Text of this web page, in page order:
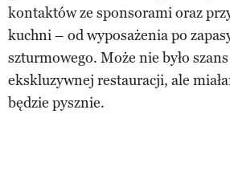
kontaktów ze sponsorami oraz
kuchni – od wyposażenia po
szturmowego. Może nie było
ekskluzywnej restauracji, ale
będzie pysznie.